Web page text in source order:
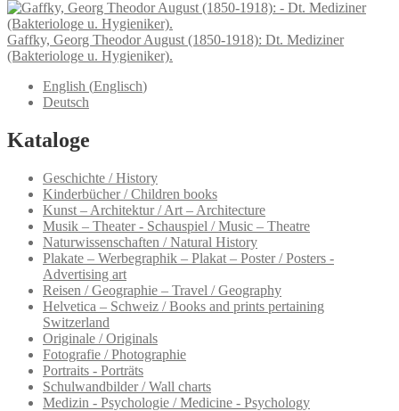
Gaffky, Georg Theodor August (1850-1918): Dt. Mediziner
(Bakteriologe u. Hygieniker).
English (Englisch)
Deutsch
Kataloge
Geschichte / History
Kinderbücher / Children books
Kunst – Architektur / Art – Architecture
Musik – Theater - Schauspiel / Music – Theatre
Naturwissenschaften / Natural History
Plakate – Werbegraphik – Plakat – Poster / Posters -
Advertising art
Reisen / Geographie – Travel / Geography
Helvetica – Schweiz / Books and prints pertaining
Switzerland
Originale / Originals
Fotografie / Photographie
Portraits - Porträts
Schulwandbilder / Wall charts
Medizin - Psychologie / Medicine - Psychology